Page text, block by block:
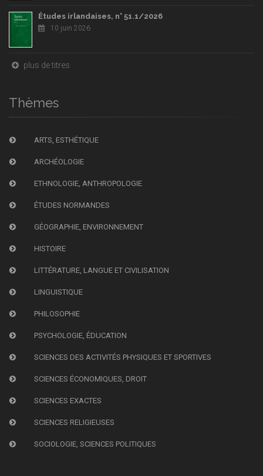
Études irlandaises, n° 51.1/2026
10 juin 2026
plus de titres
Thèmes
ARTS, ESTHÉTIQUE
ARCHÉOLOGIE
ETHNOLOGIE, ANTHROPOLOGIE
ÉTUDES NORMANDES
GÉOGRAPHIE, ENVIRONNEMENT
HISTOIRE
LITTÉRATURE, LANGUE ET CIVILISATION
LINGUISTIQUE
PHILOSOPHIE
PSYCHOLOGIE, ÉDUCATION
SCIENCES DES ACTIVITÉS PHYSIQUES ET SPORTIVES
SCIENCES ÉCONOMIQUES, DROIT
SCIENCES EXACTES
SCIENCES RELIGIEUSES
SOCIOLOGIE, SCIENCES POLITIQUES